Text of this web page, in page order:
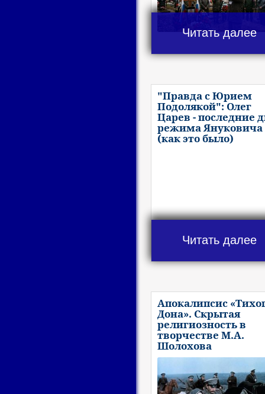
Читать далее
"Правда с Юрием
Подолякой": Олег
Царев - последние
режима Януковича
(как это было)
Читать далее
Апокалипсис
Дона». Скрытая
религиозность в
творчестве М.А.
Шолохова